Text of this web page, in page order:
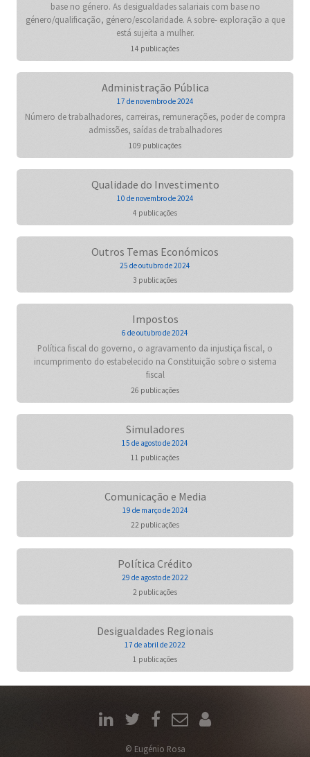
base no género. As desigualdades salariais com base no
género/qualificação, género/escolaridade. A sobre- exploração a que
está sujeita a mulher.
14 publicações
Administração Pública
17 de novembro de 2024
Número de trabalhadores, carreiras, remunerações, poder de compra
admissões, saídas de trabalhadores
109 publicações
Qualidade do Investimento
10 de novembro de 2024
4 publicações
Outros Temas Económicos
25 de outubro de 2024
3 publicações
Impostos
6 de outubro de 2024
Política fiscal do governo, o agravamento da injustiça fiscal, o
incumprimento do estabelecido na Constituição sobre o sistema
fiscal
26 publicações
Simuladores
15 de agosto de 2024
11 publicações
Comunicação e Media
19 de março de 2024
22 publicações
Política Crédito
29 de agosto de 2022
2 publicações
Desigualdades Regionais
17 de abril de 2022
1 publicações
© Eugénio Rosa